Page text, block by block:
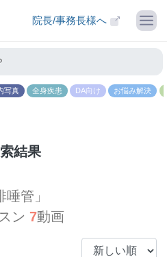
院長/事務長様へ
写真 全身疾患 DA向け お悩み解決
結果
唾管」
ン 7動画